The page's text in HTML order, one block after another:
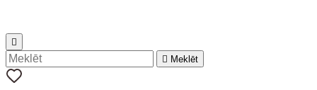

 Meklēt